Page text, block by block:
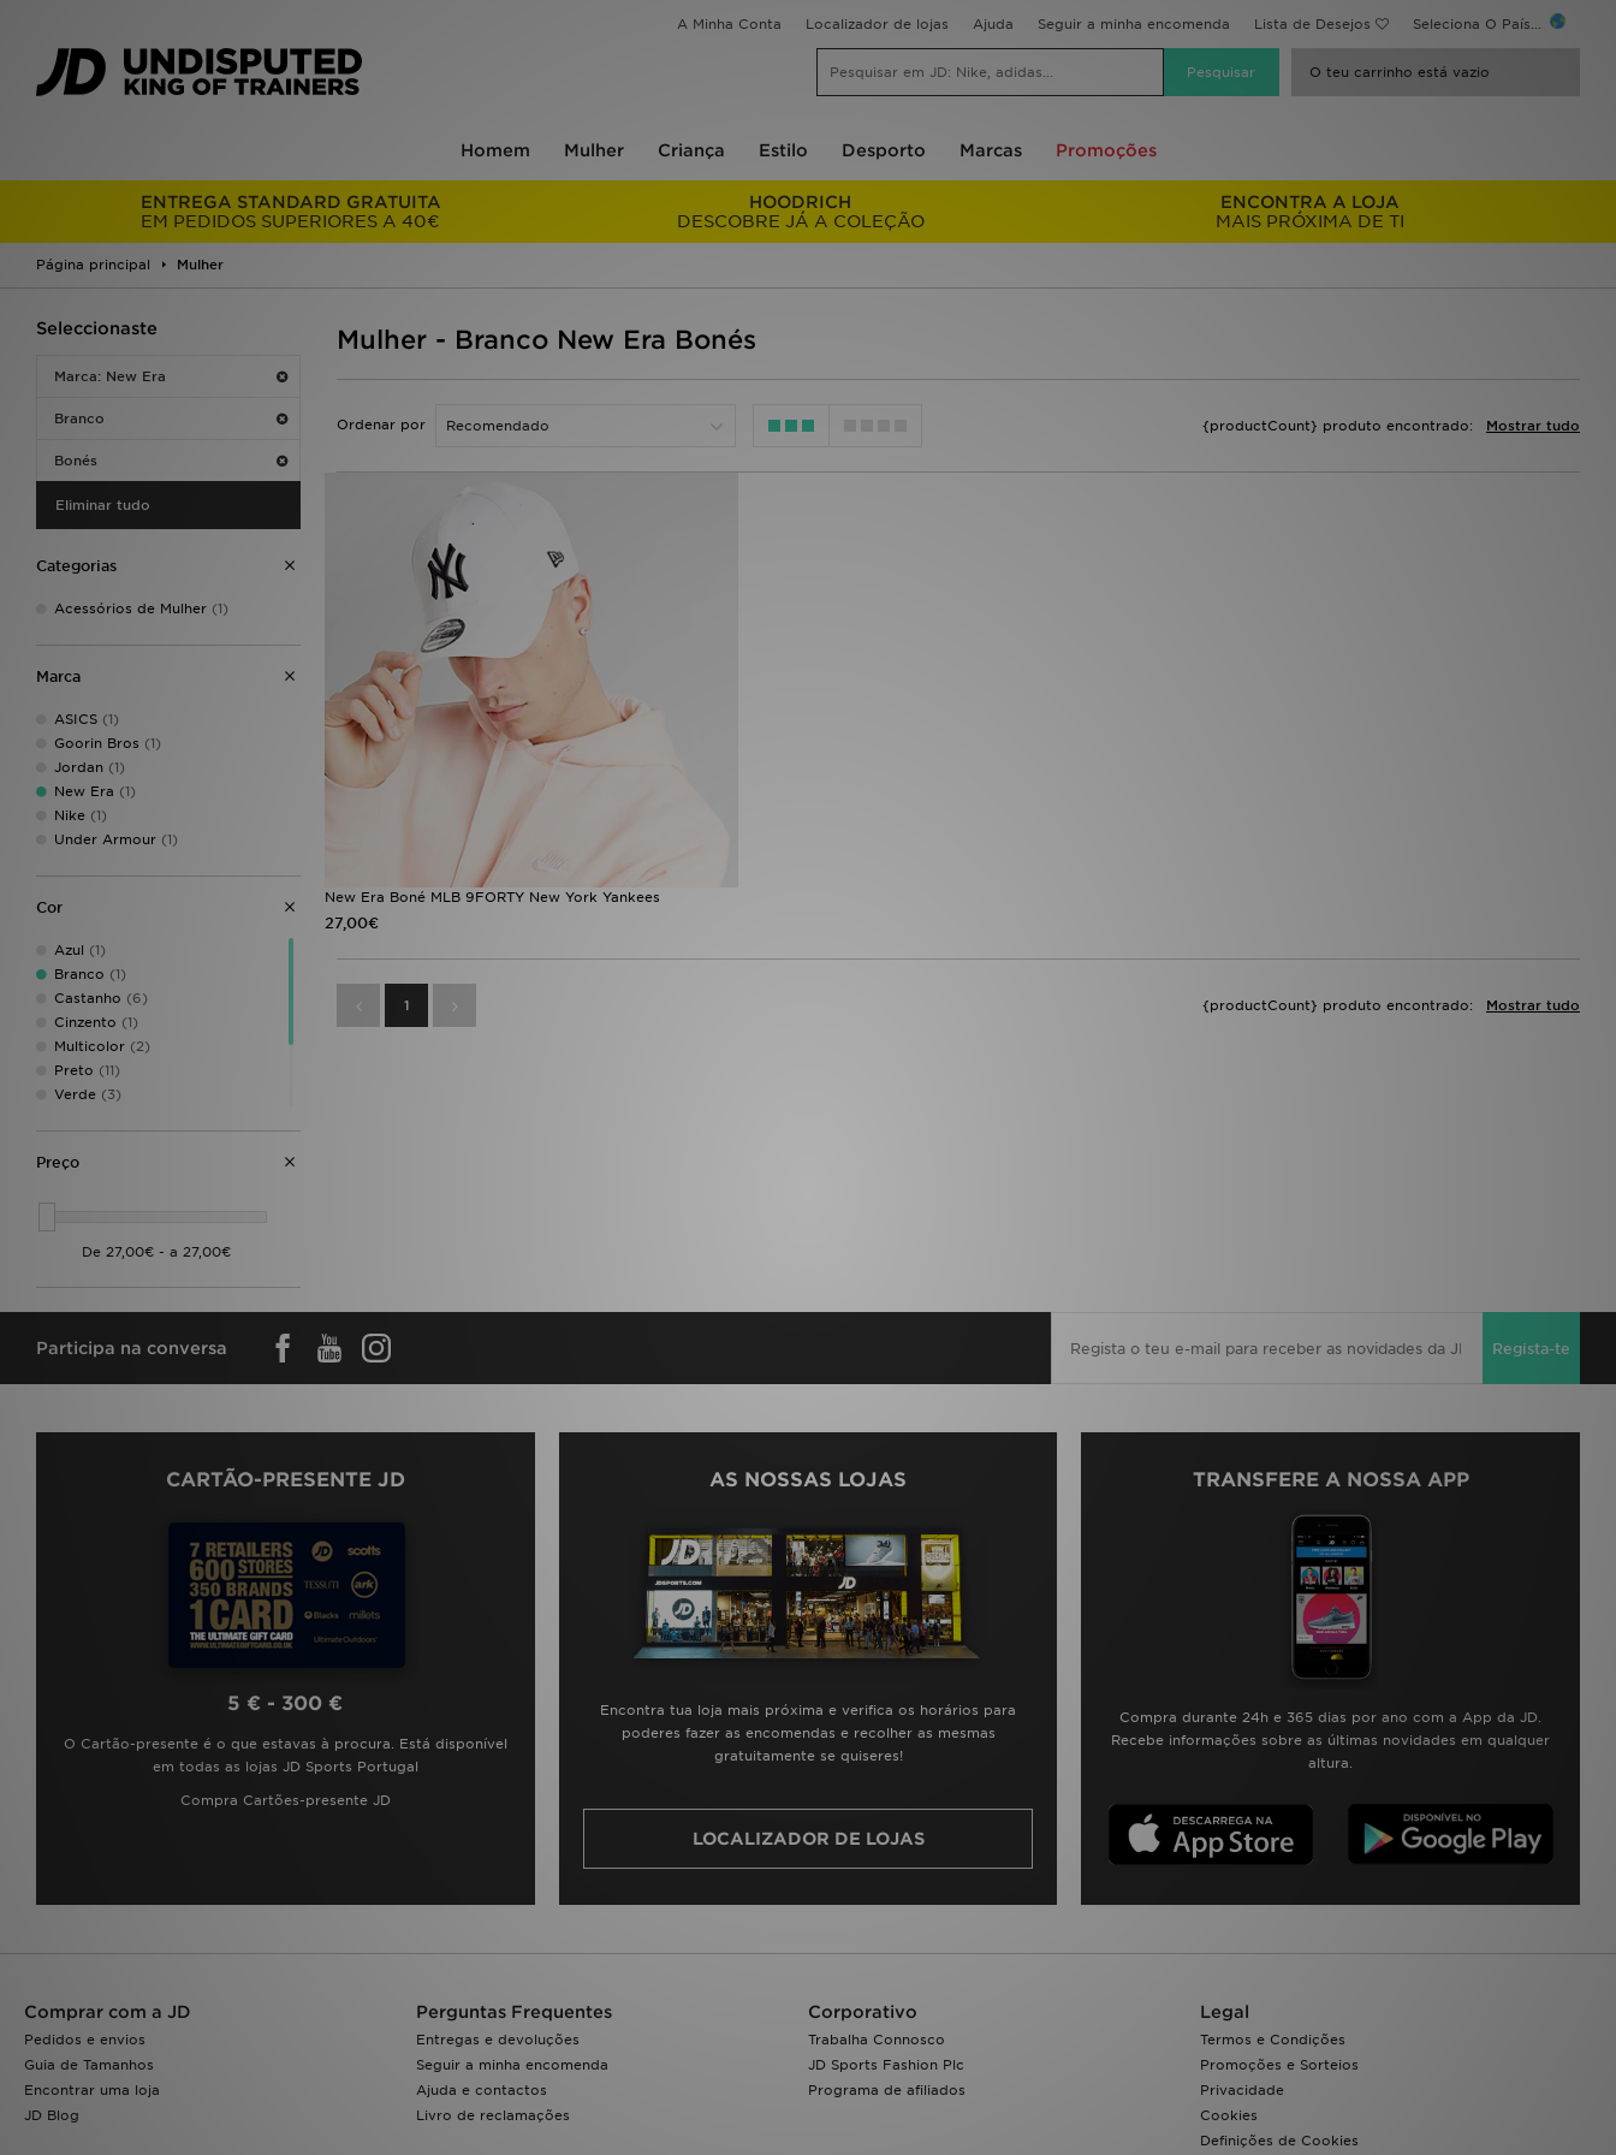
A Minha Conta Localizador de lojas Ajuda Seguir a minha encomenda Lista de Desejos Seleciona O País...
O teu carrinho está vazio
Homem Mulher Criança Estilo Desporto Marcas Promoções
ENTREGA STANDARD GRATUITA
EM PEDIDOS SUPERIORES A 40€
HOODRICH
DESCOBRE JÁ A COLEÇÃO
ENCONTRA A LOJA
MAIS PRÓXIMA DE TI
Página principal Mulher
Seleccionaste
Marca: New Era
Branco
Bonés
Eliminar tudo
Categorias
Acessórios de Mulher (1)
Marca
ASICS (1)
Goorin Bros (1)
Jordan (1)
New Era (1)
Nike (1)
Under Armour (1)
Cor
Azul (1)
Branco (1)
Castanho (6)
Cinzento (1)
Multicolor (2)
Preto (11)
Verde (3)
Crème
Preço
Mulher - Branco New Era Bonés
Ordenar por Mostrar tudo
{productCount} produto encontrado:
New Era Boné MLB 9FORTY New York Yankees
27,00€
1 Mostrar tudo
{productCount} produto encontrado:
Participa na conversa Regista-te
CARTÃO-PRESENTE JD
5 € - 300 €
O Cartão-presente é o que estavas à procura. Está disponível
em todas as lojas JD Sports Portugal
Compra Cartões-presente JD
AS NOSSAS LOJAS
Encontra tua loja mais próxima e verifica os horários para
poderes fazer as encomendas e recolher as mesmas
gratuitamente se quiseres!
LOCALIZADOR DE LOJAS
TRANSFERE A NOSSA APP
Compra durante 24h e 365 dias por ano com a App da JD.
Recebe informações sobre as últimas novidades em qualquer
altura.
Comprar com a JD
Pedidos e envios
Guia de Tamanhos
Encontrar uma loja
JD Blog
Perguntas Frequentes
Entregas e devoluções
Seguir a minha encomenda
Ajuda e contactos
Livro de reclamações
Corporativo
Trabalha Connosco
JD Sports Fashion Plc
Programa de afiliados
Legal
Termos e Condições
Promoções e Sorteios
Privacidade
Cookies
Definições de Cookies